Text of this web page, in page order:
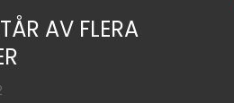
AV FLERA